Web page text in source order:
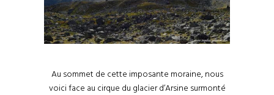
Au sommet de cette imposante moraine, nous
voici face au cirque du glacier d’Arsine surmonté